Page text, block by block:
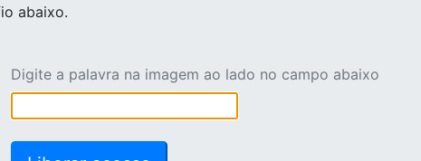
abaixo.
Digite a palavra na imagem ao lado no campo abaixo